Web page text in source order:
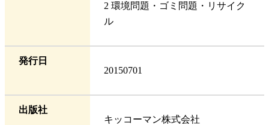
2 環境問題・ゴミ問題・リサイク
ル
発行日
20150701
出版社
キッコーマン株式会社